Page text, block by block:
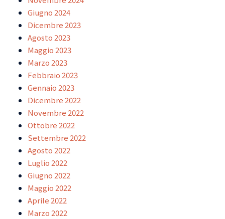
Giugno 2024
Dicembre 2023
Agosto 2023
Maggio 2023
Marzo 2023
Febbraio 2023
Gennaio 2023
Dicembre 2022
Novembre 2022
Ottobre 2022
Settembre 2022
Agosto 2022
Luglio 2022
Giugno 2022
Maggio 2022
Aprile 2022
Marzo 2022